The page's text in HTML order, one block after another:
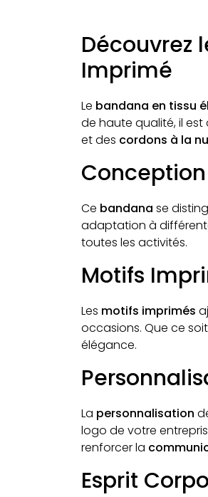
Découvrez
Imprimé
Le bandana en tissu
de haute qualité, il
et des cordons à la
Ce bandana se
adaptation à
toutes les activités.
Motifs
Les motifs imprimés
occasions. Que ce
élégance.
La personnalisation
logo de votre
renforcer la
Esprit